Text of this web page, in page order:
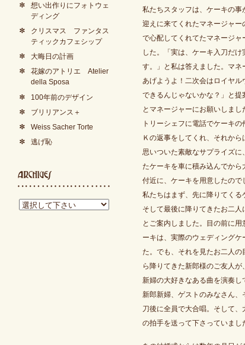
私たちスタッフは、ケーキの事
迎えに来てくれたマネージャ
で心配してくれてたマネージャ
した。「実は、ケーキ入刀だ
す。」と私は答えました。マ
あげようよ！二次会はロイヤ
できるんじゃないかな？」と提
とマネージャーにお願いしま
トリーシェフに電話でケーキ
Ｋの返事をしてくれ、それか
思いついた素敵なサプライズ
たケーキを車に積み込んでか
付近に、ケーキを用意したので
私たちはまず、先に降りてくる
そして最後に降りてきたお二人
とご案内しました。目の前に
ーキは、実際のウェディング
た。でも、それを見たお二人
ら降りてきた新郎様のご友人
新婦の大好きなある曲を演奏し
新郎新婦、ゲストのみなさん
刀後に全員で大合唱。そして
の拍手を送って下さっていまし
想い出作りにフォトウェ
ディング
クリスマス ファンタス
ティックカフェシップ
大晦日の計画
花嫁のアトリエ Atelier
della Sposa
100年前のデザイン
ブリリアンス＋
Weiss Sacher Torte
逃げ恥